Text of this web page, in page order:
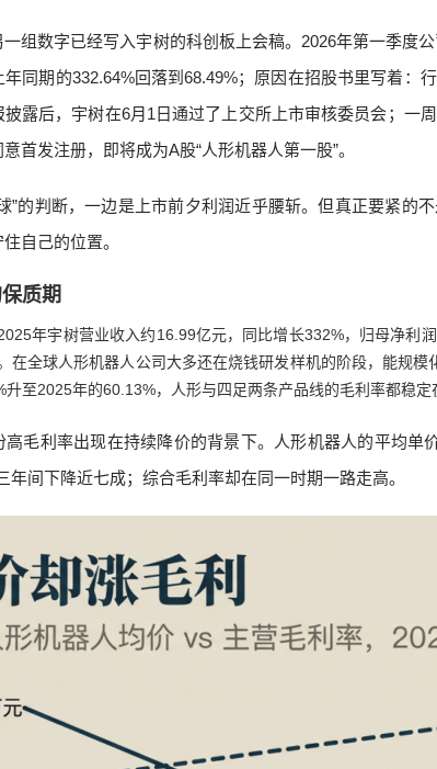
组数字已经写入宇树的科创板上会稿。2026年第一季度
年同期的332.64%回落到68.49%；原因在招股书里写着：
露后，宇树在6月1日通过了上交所上市审核委员会；一
首发注册，即将成为A股“人形机器人第一股”。
”的判断，一边是上市前夕利润近乎腰斩。但真正要紧的
自己的位置。
质期
年宇树营业收入约16.99亿元，同比增长332%，归母净利
在全球人形机器人公司大多还在烧钱研发样机的阶段，能规
至2025年的60.13%，人形与四足两条产品线的毛利率都稳定
高毛利率出现在持续降价的背景下。人形机器人的平均单
年间下降近七成；综合毛利率却在同一时期一路走高。